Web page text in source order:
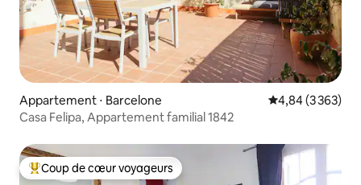
Appartement ⋅ Barcelone Évaluation
4,84 (3 363)
Casa Felipa, Appartement familial 1842
Coups de cœur voyageurs les plus appréciés
Coup de cœur voyageurs